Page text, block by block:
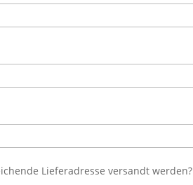
Lieferadresse versandt werden?